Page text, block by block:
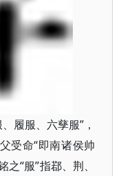
履服、六孳服”，
受命“即南诸侯帅
“服”指鄀、荆、